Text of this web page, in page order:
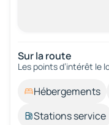
Sur la route
Les points d’intérêt le
Hébergements
Stations service